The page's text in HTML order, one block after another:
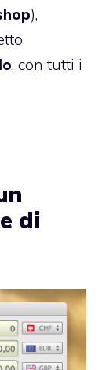
),
, con tutti i
di